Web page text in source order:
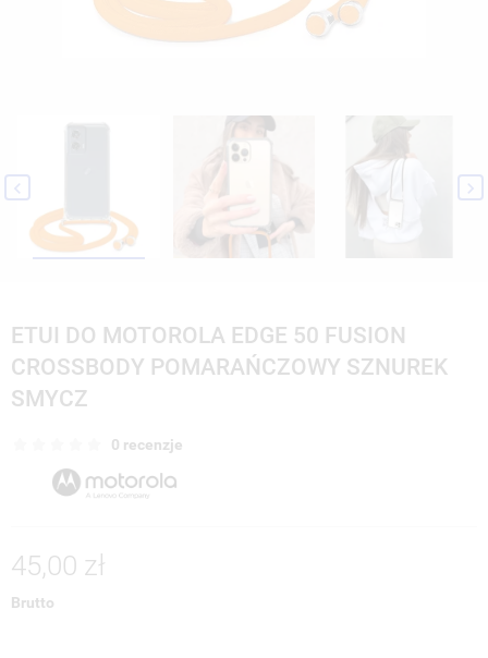
 
ETUI DO MOTOROLA EDGE 50 FUSION
CROSSBODY POMARAŃCZOWY SZNUREK
SMYCZ
0 recenzje
45,00 zł
Brutto